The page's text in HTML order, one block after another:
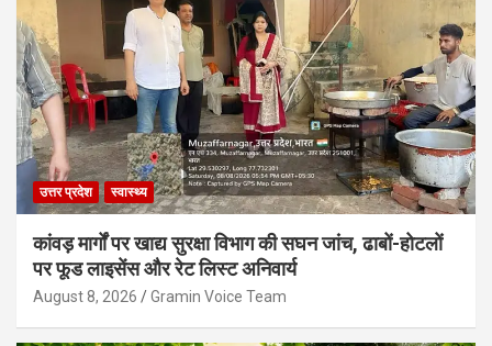
उत्तर प्रदेश स्वास्थ्य
कांवड़ मार्गों पर खाद्य सुरक्षा विभाग की सघन जांच, ढाबों-होटलों
पर फूड लाइसेंस और रेट लिस्ट अनिवार्य
August 8, 2026 Gramin Voice Team